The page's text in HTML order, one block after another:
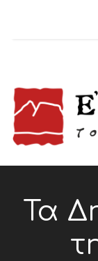
Τα